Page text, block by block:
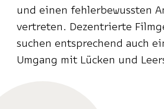
und einen fehlerbewussten
vertreten. Dezentrierte
suchen entsprechend auch
Umgang mit Lücken und